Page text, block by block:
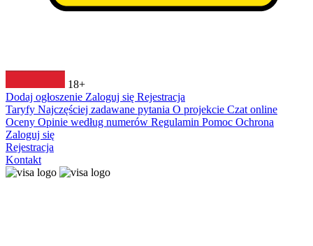
18+
Dodaj ogłoszenie Zaloguj się Rejestracja
Taryfy Najczęściej zadawane pytania O projekcie Czat online
Oceny Opinie według numerów Regulamin Pomoc Ochrona
Zaloguj się
Rejestracja
Kontakt